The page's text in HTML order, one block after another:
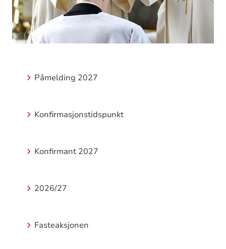
Påmelding 2027
Konfirmasjonstidspunkt
Konfirmant 2027
2026/27
Fasteaksjonen